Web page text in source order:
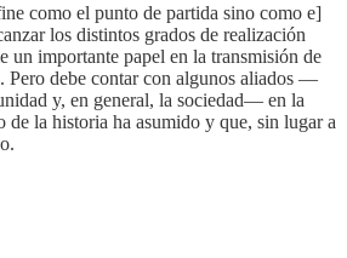
como el punto de partida sino como e]
los distintos grados de realización
un importante papel en la transmisión de
Pero debe contar con algunos aliados —
y, en general, la sociedad— en la
de la historia ha asumido y que, sin lugar a